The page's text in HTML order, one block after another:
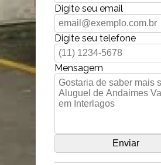
Digite seu email
Digite seu telefone
Mensagem